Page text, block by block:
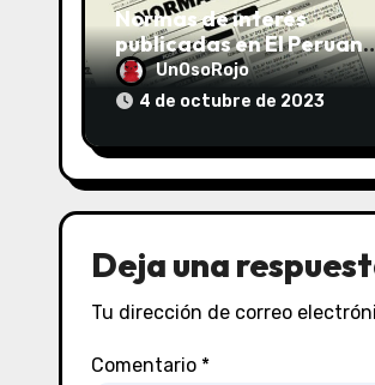
Normas de interés
publicadas en El Peruano
el 04/10/2023
UnOsoRojo
4 de octubre de 2023
Deja una
Tu dirección de correo
Comentario *